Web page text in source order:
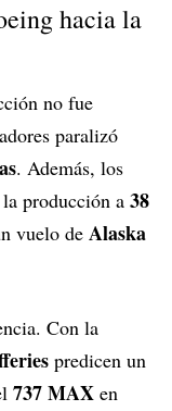
hacia la
no fue
paralizó
. Además, los
producción a 38
vuelo de Alaska
Con la
predicen un
737 MAX en